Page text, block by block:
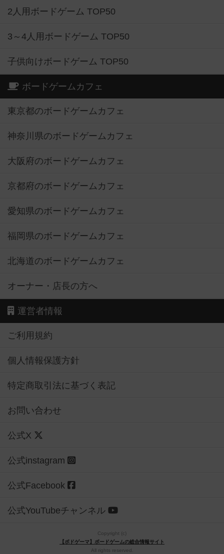
2人用ボードゲーム TOP50
3～4人用ボードゲーム TOP50
子供向けボードゲーム TOP50
ボードゲームカフェ
東京都のボードゲームカフェ
神奈川県のボードゲームカフェ
大阪府のボードゲームカフェ
京都府のボードゲームカフェ
愛知県のボードゲームカフェ
福岡県のボードゲームカフェ
北海道のボードゲームカフェ
オーナー・店長の方へ
運営者情報
ご利用規約
個人情報保護方針
特定商取引法に基づく表記
お問い合わせ
公式X
公式instagram
公式Facebook
公式YouTubeチャンネル
Copyright (c)
【ボドゲーマ】ボードゲームの総合情報サイト
All rights reserved.